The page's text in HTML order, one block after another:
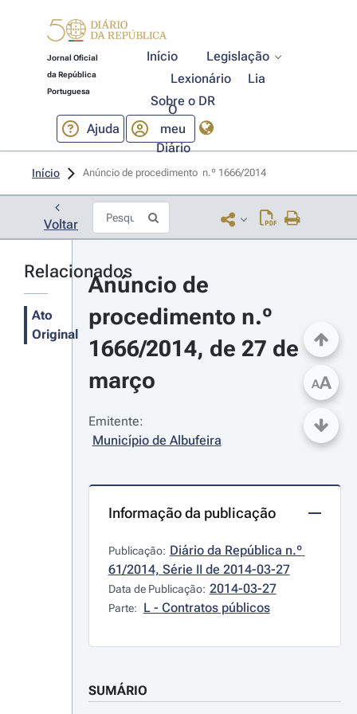
Jornal Oficial
da República
Portuguesa
Início
Legislação
Lexionário
Lia
Sobre o DR
Ajuda
O
meu
Diário
Início Anúncio de procedimento  n.º 1666/2014
Voltar
Relacionados
Ato
Original
Anúncio de
procedimento n.º
1666/2014, de 27 de
março
Emitente:
Município de Albufeira
Informação da publicação
Publicação: Diário da República n.º
61/2014, Série II de 2014-03-27
Data de Publicação: 2014-03-27
Parte: L - Contratos públicos
SUMÁRIO
AA